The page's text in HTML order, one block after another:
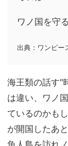
ワノ国を守
出典：ワンピー
海王類の話す"
は違い、ワノ
ているのかも
が開国したあ